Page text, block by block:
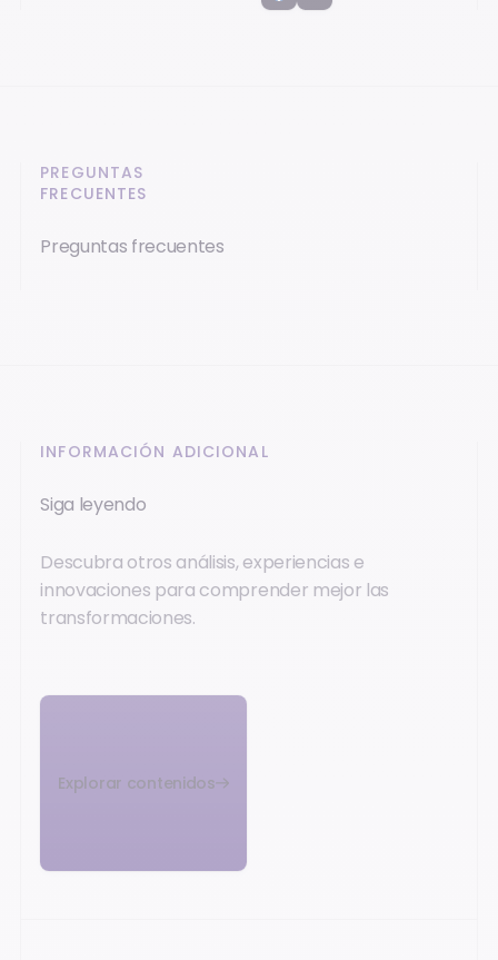
PREGUNTAS
FRECUENTES
Preguntas frecuentes
INFORMACIÓN ADICIONAL
Siga leyendo
Descubra otros análisis, experiencias e
innovaciones para comprender mejor las
transformaciones.
Explorar contenidos